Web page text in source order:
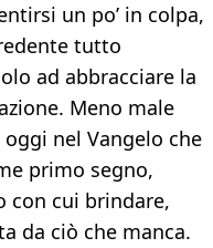
un po’ in colpa,
tutto
ad abbracciare la
Meno male
nel Vangelo che
primo segno,
con cui brindare,
da ciò che manca.